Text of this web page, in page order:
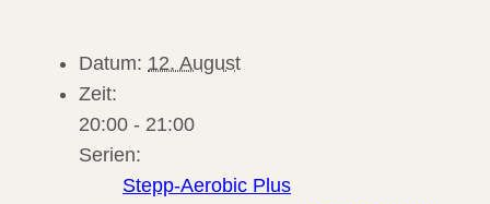
Datum: 12. August
Zeit:
20:00 - 21:00
Serien:
Stepp-Aerobic Plus